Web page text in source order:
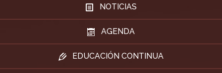
NOTICIAS
AGENDA
EDUCACIÓN CONTINUA